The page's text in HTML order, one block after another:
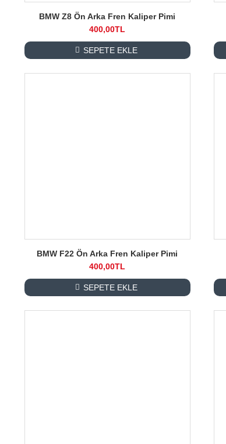
BMW Z8 Ön Arka Fren Kaliper Pimi
400,00TL
SEPETE EKLE
BMW F22 Ön Arka Fren Kaliper Pimi
400,00TL
SEPETE EKLE